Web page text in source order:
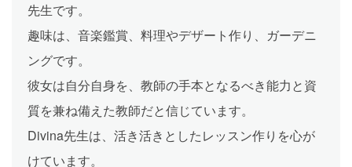
先生です。
趣味は、音楽鑑賞、料理やデザート作り、ガーデニ
ングです。
彼女は自分自身を、教師の手本となるべき能力と資
質を兼ね備えた教師だと信じています。
Divina先生は、活き活きとしたレッスン作りを心が
けています。